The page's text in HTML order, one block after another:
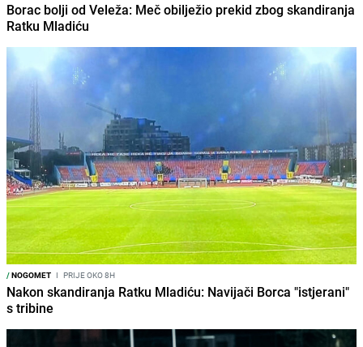
Borac bolji od Veleža: Meč obilježio prekid zbog skandiranja
Ratku Mladiću
/NOGOMET I PRIJE OKO 8H
Nakon skandiranja Ratku Mladiću: Navijači Borca "istjerani"
s tribine